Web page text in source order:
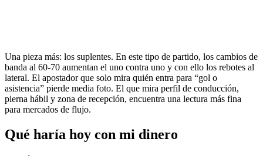
Una pieza más: los suplentes. En este tipo de partido, los cambios de
banda al 60-70 aumentan el uno contra uno y con ello los rebotes al
lateral. El apostador que solo mira quién entra para “gol o
asistencia” pierde media foto. El que mira perfil de conducción,
pierna hábil y zona de recepción, encuentra una lectura más fina
para mercados de flujo.
Qué haría hoy con mi dinero